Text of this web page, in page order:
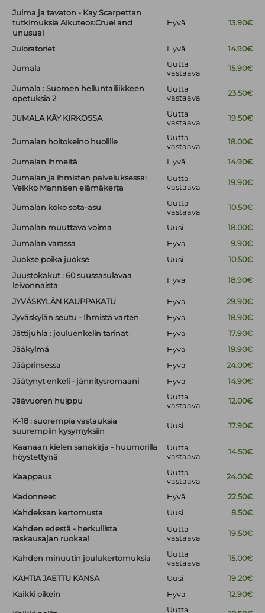
Julma ja tavaton - Kay Scarpettan
tutkimuksia Alkuteos:Cruel and
unusual
Hyvä 13.90€
Juloratoriet Hyvä 14.90€
Jumala
Uutta
vastaava
15.90€
Jumala : Suomen helluntailiikkeen
opetuksia 2
Uutta
vastaava
23.50€
JUMALA KÄY KIRKOSSA
Uutta
vastaava
19.50€
Jumalan hoitokeino huolille
Uutta
vastaava
18.00€
Jumalan ihmeitä Hyvä
14.90€
Jumalan ja ihmisten palveluksessa:
Veikko Mannisen elämäkerta
Uutta
vastaava
19.90€
Jumalan koko sota-asu
Uutta
vastaava
10.50€
Jumalan muuttava voima Uusi
18.00€
Jumalan varassa
Hyvä
9.90€
Juokse poika juokse
Uusi
10.50€
Juustokakut : 60 suussasulavaa
leivonnaista
Hyvä 18.90€
JYVÄSKYLÄN KAUPPAKATU Hyvä
29.90€
Jyväskylän seutu - Ihmistä varten
Hyvä
18.90€
Jättijuhla : jouluenkelin tarinat
Hyvä
17.90€
Jääkylmä
Hyvä
19.90€
Jääprinsessa
Hyvä
24.00€
Jäätynyt enkeli - jännitysromaani
Hyvä 14.90€
Jäävuoren huippu
Uutta
vastaava
12.00€
K-18 : suorempia vastauksia
suurempiin kysymyksiin
Uusi 17.90€
Kaanaan kielen sanakirja - huumorilla
höystettynä
Uutta
vastaava
14.50€
Kaappaus
Uutta
vastaava
24.00€
Kadonneet Hyvä
22.50€
Kahdeksan kertomusta
Uusi
8.50€
Kahden edestä - herkullista
raskausajan ruokaa!
Uutta
vastaava
19.50€
Kahden minuutin joulukertomuksia
Uutta
vastaava
15.00€
KAHTIA JAETTU KANSA Uusi
19.20€
Kaikki oikein
Hyvä 12.90€
Uutta